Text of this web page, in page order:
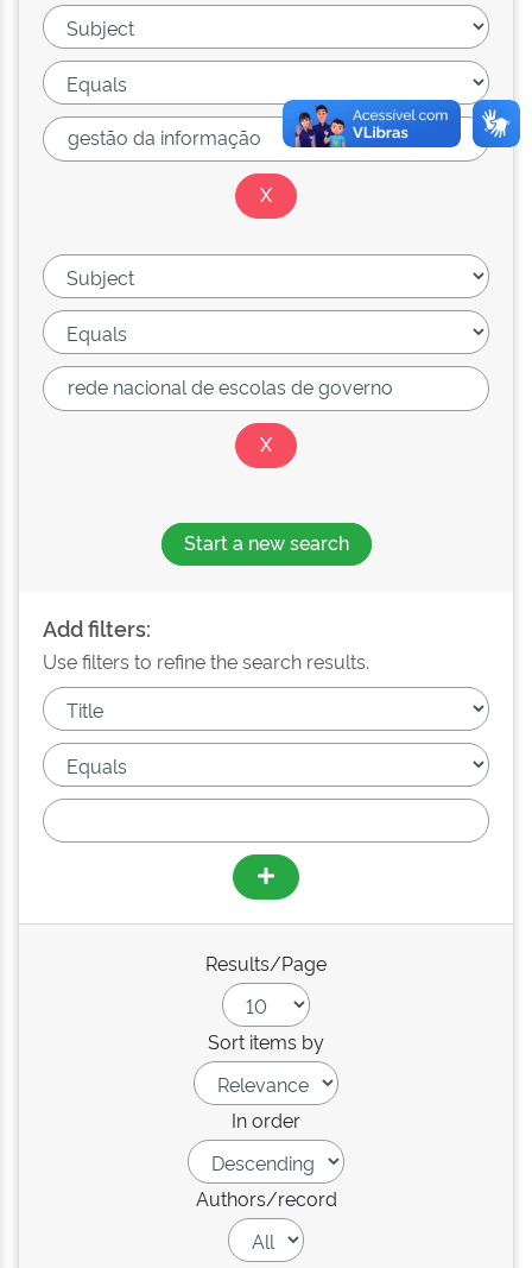
Start a new search
Add filters:
Use filters to refine the search results.
Results/Page
Sort items by
In order
Authors/record